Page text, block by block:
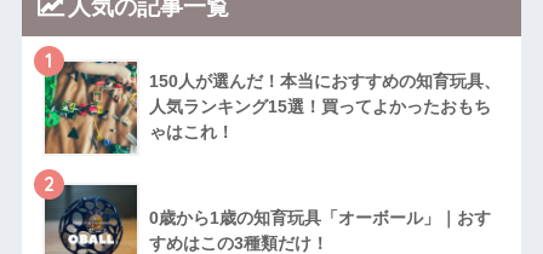
人気の記事一覧
1
150人が選んだ！本当におすすめの知育玩具、
人気ランキング15選！買ってよかったおもち
ゃはこれ！
2
0歳から1歳の知育玩具「オーボール」｜おす
すめはこの3種類だけ！